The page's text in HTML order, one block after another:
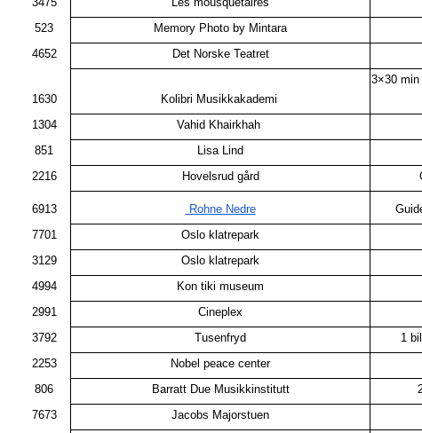
523
Memory Photo by Mintara
4652
Det Norske Teatret
1630 Kolibri Musikkakademi
3×30
1304
Vahid Khairkhah
851
Lisa Lind
2216
Hovelsrud gård
6913 Rohne Nedre
7701
Oslo klatrepark
3129
Oslo klatrepark
4994
Kon tiki museum
2991
Cineplex
3792
Tusenfryd 1
2253
Nobel peace center
806
Barratt Due Musikkinstitutt
7673
Jacobs Majorstuen